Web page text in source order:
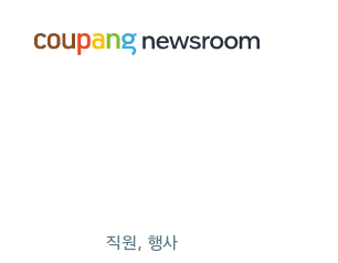
직원 행사